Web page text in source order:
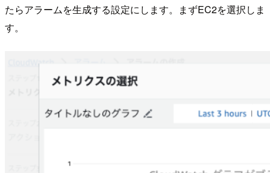
たらアラームを生成する設定にします。まずEC2を選択しま
す。